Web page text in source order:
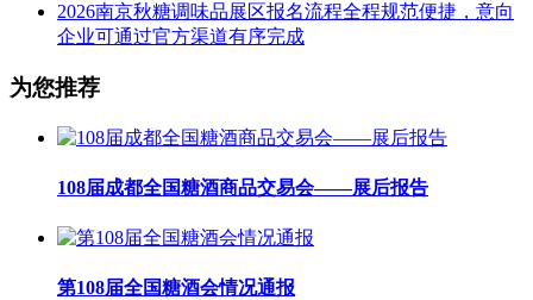
2026南京秋糖调味品展区报名流程全程规范便捷，意向
企业可通过官方渠道有序完成
为您推荐
108届成都全国糖酒商品交易会——展后报告
第108届全国糖酒会情况通报